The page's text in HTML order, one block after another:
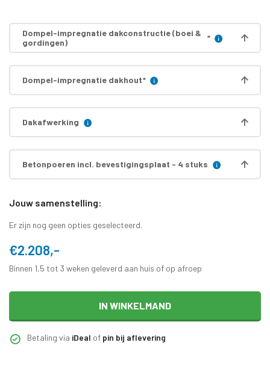
Dompel-impregnatie dakconstructie (boei &
gordingen)
*
Dompel-impregnatie dakhout*
Dakafwerking
Betonpoeren incl. bevestigingsplaat - 4 stuks
Jouw samenstelling:
Er zijn nog geen opties geselecteerd.
€2.208,-
Binnen 1,5 tot 3 weken geleverd aan huis of op afroep
IN WINKELMAND
Betaling via iDeal of pin bij aflevering